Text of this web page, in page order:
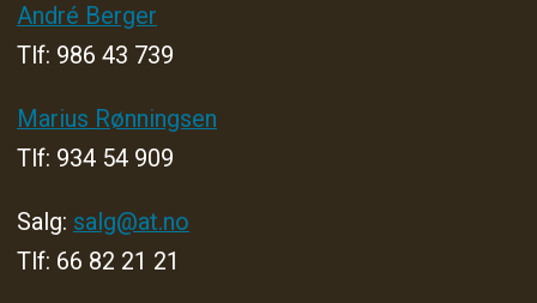
André Berger
Tlf: 986 43 739
Marius Rønningsen
Tlf: 934 54 909
Salg: salg@at.no
Tlf: 66 82 21 21